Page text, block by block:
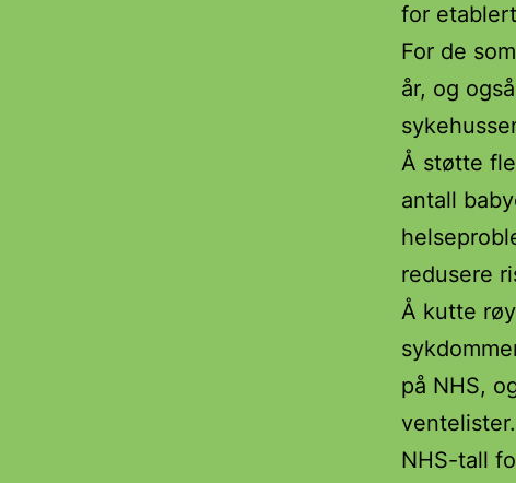
for
For de
år, og
Å støtte
antall
redusere
Å kutte
på NHS,
ventelister.
NHS-tall